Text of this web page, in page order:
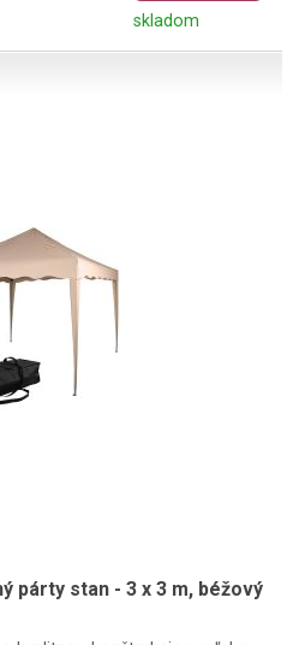
skladom
párty stan - 3 x 3 m, béžový